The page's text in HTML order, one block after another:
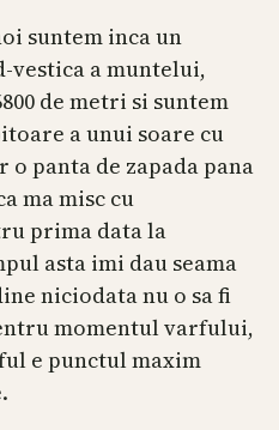
suntem inca un
vestica a muntelui,
de metri si suntem
a unui soare cu
panta de zapada pana
ma misc cu
prima data la
asta imi dau seama
niciodata nu o sa fi
momentul varfului,
e punctul maxim